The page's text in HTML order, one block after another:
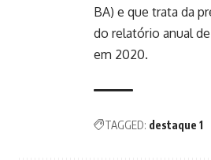
BA) e que trata da
do relatório anual
em 2020.
TAGGED: destaque 1